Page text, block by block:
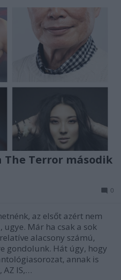
Terror második
0
az elsőt azért nem
Már ha csak a sok
alacsony számú,
gondolunk. Hát úgy, hogy
annak is
AZ IS,…